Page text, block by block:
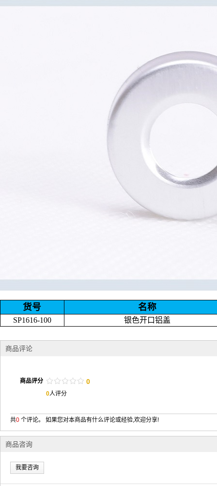
货号 名称
SP1616-100 银色开口铝盖
商品评论
商品评分 / / / / /
. . . . . 0
0人评分
共0 个评论。 如果您对本商品有什么评论或经验,欢迎分享!
商品咨询
我要咨询